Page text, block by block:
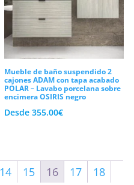
Mueble de baño suspendido 2
cajones ADAM con tapa acabado
POLAR – Lavabo porcelana sobre
encimera OSIRIS negro
Desde355.00€
14 15 16 17
18